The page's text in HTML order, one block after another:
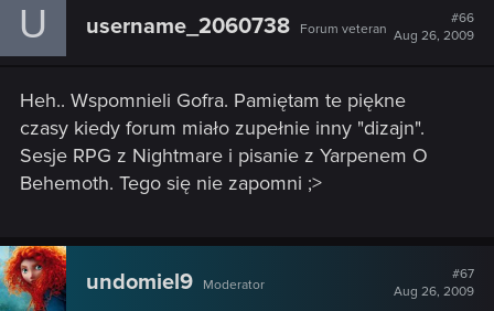
U username_2060738 Forum veteran
#66
Aug 26, 2009
Heh.. Wspomnieli Gofra. Pamiętam te piękne
czasy kiedy forum miało zupełnie inny "dizajn".
Sesje RPG z Nightmare i pisanie z Yarpenem O
Behemoth. Tego się nie zapomni ;>
undomiel9 Moderator
#67
Aug 26, 2009